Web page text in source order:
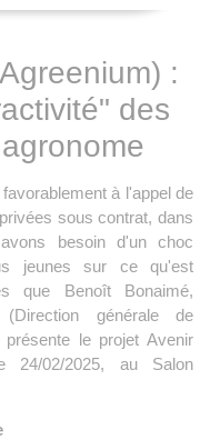
:
des
à l'appel de
sous contrat, dans
besoin d'un choc
jeunes sur ce qu'est
que Benoît Bonaimé,
générale de
le projet Avenir
02/2025, au Salon